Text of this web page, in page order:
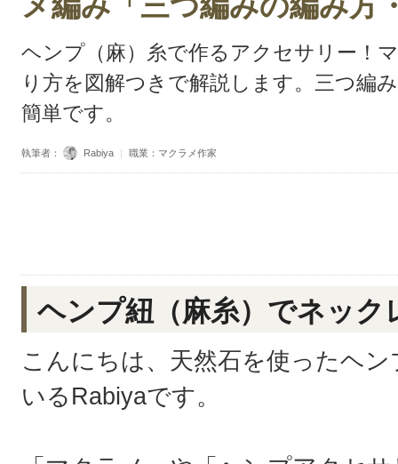
ヘンプ（麻）糸で作るアクセサリー！
り方を図解つきで解説します。三つ編
簡単です。
執筆者： Rabiya ｜ 職業：マクラメ作家
ヘンプ紐（麻糸）でネック
こんにちは、天然石を使ったヘ
いるRabiyaです。